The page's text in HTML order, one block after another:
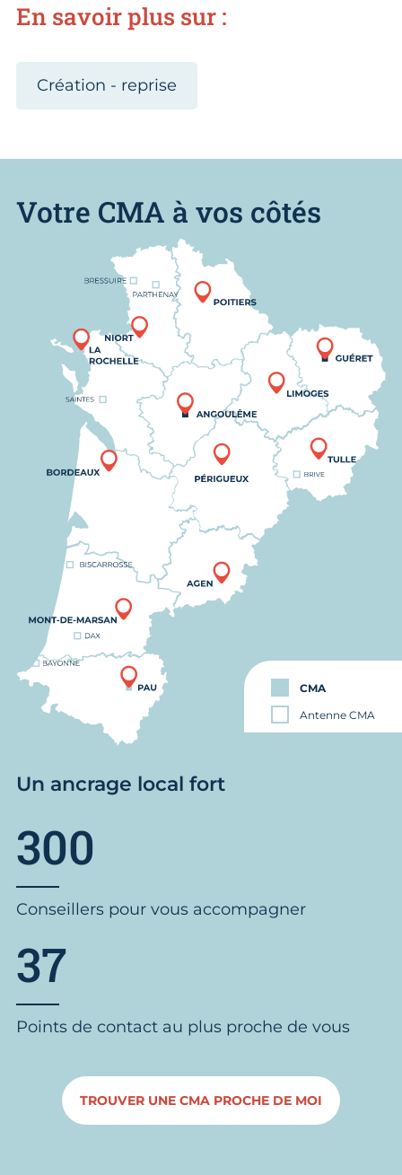
En savoir plus sur :
Création - reprise
Votre CMA à vos côtés
CMA
Antenne CMA
Un ancrage local fort
300
Conseillers pour vous accompagner
37
Points de contact au plus proche de vous
TROUVER UNE CMA PROCHE DE MOI